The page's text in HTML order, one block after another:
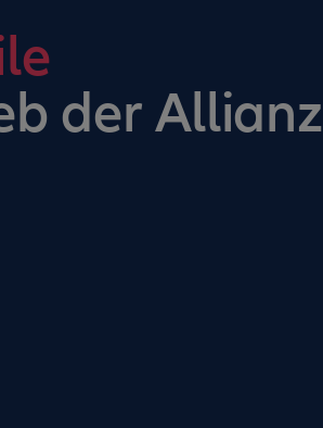
der Allianz